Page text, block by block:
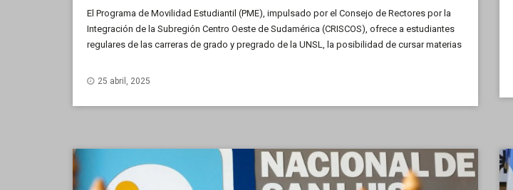
El Programa de Movilidad Estudiantil (PME), impulsado por el Consejo de Rectores por la
Integración de la Subregión Centro Oeste de Sudamérica (CRISCOS), ofrece a estudiantes
regulares de las carreras de grado y pregrado de la UNSL, la posibilidad de cursar materias
postulación es el 26 de mayo.
25 abril, 2025